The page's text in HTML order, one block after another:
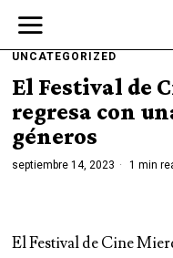
UNCATEGORIZED
El Festival de
regresa con
géneros
septiembre 14, 2023 1 min
El Festival de Cine